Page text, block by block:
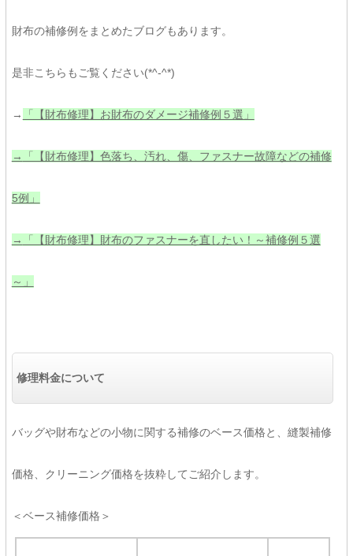
財布の補修例をまとめたブログもあります。
是非こちらもご覧ください(*^-^*)
→ 「【財布修理】お財布のダメージ補修例５選」
→ 「【財布修理】色落ち、汚れ、傷、ファスナー故障などの補修
5例」
→ 「【財布修理】財布のファスナーを直したい！～補修例５選
～」
修理料金について
バッグや財布などの小物に関する補修のベース価格と、縫製補修
価格、クリーニング価格を抜粋してご紹介します。
＜ベース補修価格＞